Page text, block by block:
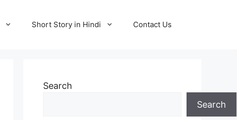
Short Story in Hindi Contact Us
Search
Search